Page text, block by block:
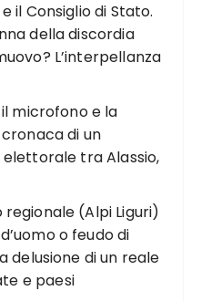
il Consiglio di Stato.
della discordia
L’interpellanza
il microfono e la
di un
tra Alassio,
regionale (Alpi Liguri)
o feudo di
delusione di un reale
e paesi